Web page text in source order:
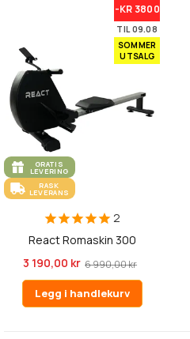
-KR 3800
TIL 09.08
SOMMER
UTSALG
GRATIS
LEVERING
RASK
LEVERANS
2
React Romaskin 300
3 190,00 kr 6 990,00 kr
Legg i handlekurv